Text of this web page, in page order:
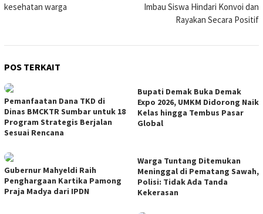
kesehatan warga
Imbau Siswa Hindari Konvoi dan
Rayakan Secara Positif
POS TERKAIT
Pemanfaatan Dana TKD di
Dinas BMCKTR Sumbar untuk 18
Program Strategis Berjalan
Sesuai Rencana
Bupati Demak Buka Demak
Expo 2026, UMKM Didorong Naik
Kelas hingga Tembus Pasar
Global
Gubernur Mahyeldi Raih
Penghargaan Kartika Pamong
Praja Madya dari IPDN
Warga Tuntang Ditemukan
Meninggal di Pematang Sawah,
Polisi: Tidak Ada Tanda
Kekerasan